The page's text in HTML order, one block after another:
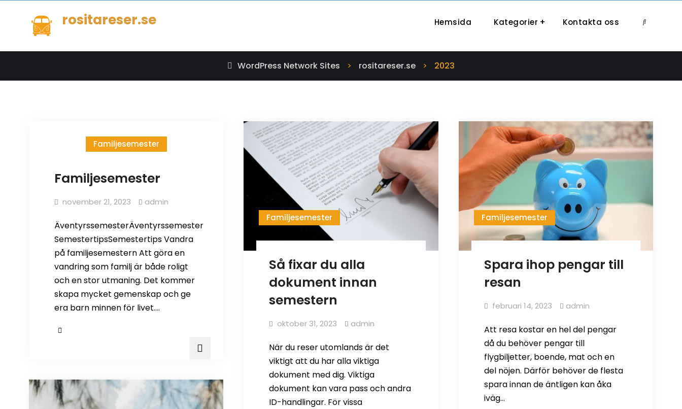
rositareser.se Hemsida Kategorier Kontakta oss Search
WordPress Network Sites > rositareser.se > 2023
Familjesemester
Familjesemester
november 21, 2023 admin
ÄventyrssemesterÄventyrssemester
SemestertipsSemestertips Vandra
på familjesemestern Att göra en
vandring som familj är både roligt
och en stor utmaning. Det kommer
skapa mycket gemenskap och ge
era barn minnen för livet.…
Familjesemester
Så fixar du alla
dokument innan
semestern
oktober 31, 2023 admin
När du reser utomlands är det
viktigt att du har alla viktiga
dokument med dig. Viktiga
dokument kan vara pass och andra
ID-handlingar. För vissa
Familjesemester
Spara ihop pengar till
resan
februari 14, 2023 admin
Att resa kostar en hel del pengar
då du behöver pengar till
flygbiljetter, boende, mat och en
del nöjen. Därför behöver de flesta
spara innan de äntligen kan åka
iväg…